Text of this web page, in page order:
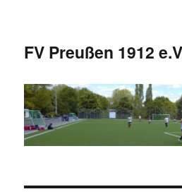
FV Preußen 1912